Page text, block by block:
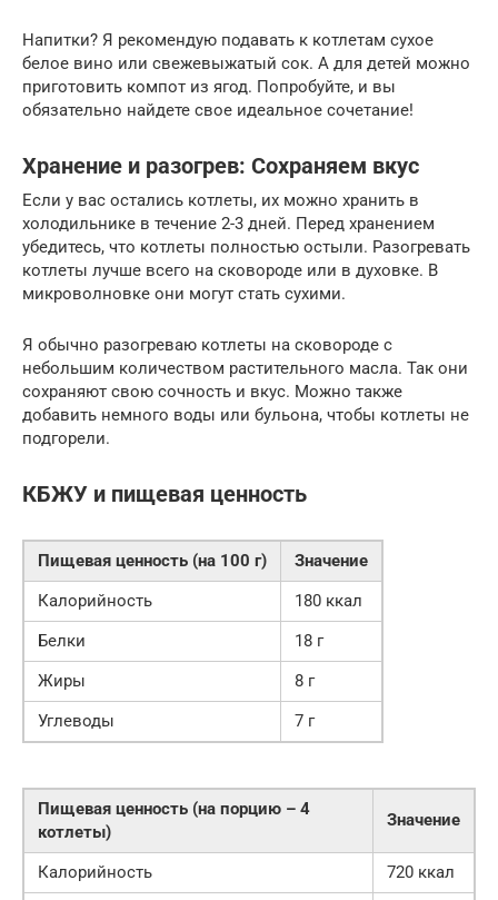
Напитки? Я рекомендую подавать к котлетам сухое
белое вино или свежевыжатый сок. А для детей можно
приготовить компот из ягод. Попробуйте, и вы
обязательно найдете свое идеальное сочетание!
Хранение и разогрев: Сохраняем вкус
Если у вас остались котлеты, их можно хранить в
холодильнике в течение 2-3 дней. Перед хранением
убедитесь, что котлеты полностью остыли. Разогревать
котлеты лучше всего на сковороде или в духовке. В
микроволновке они могут стать сухими.
Я обычно разогреваю котлеты на сковороде с
небольшим количеством растительного масла. Так они
сохраняют свою сочность и вкус. Можно также
добавить немного воды или бульона, чтобы котлеты не
подгорели.
КБЖУ и пищевая ценность
Пищевая ценность (на 100 г)
Значение
Калорийность
180 ккал
Белки
18 г
Жиры
8 г
Углеводы
7 г
Пищевая ценность (на порцию – 4
котлеты)
Значение
Калорийность
720 ккал